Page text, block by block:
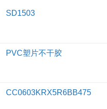
SD1503
PVC塑片不干胶
CC0603KRX5R6BB475